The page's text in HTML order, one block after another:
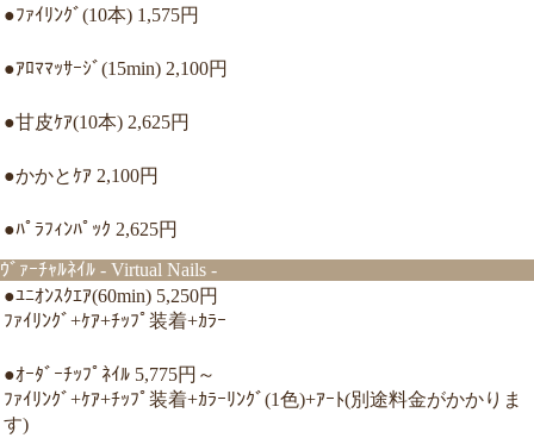
●ﾌｧｲﾘﾝｸﾞ(10本) 1,575円
●ｱﾛﾏﾏｯｻｰｼﾞ(15min) 2,100円
●甘皮ｹｱ(10本) 2,625円
●かかとｹｱ 2,100円
●ﾊﾟﾗﾌｨﾝﾊﾟｯｸ 2,625円
ｳﾞｧｰﾁｬﾙﾈｲﾙ - Virtual Nails -
●ﾕﾆｵﾝｽｸｴｱ(60min) 5,250円
ﾌｧｲﾘﾝｸﾞ+ｹｱ+ﾁｯﾌﾟ装着+ｶﾗｰ
●ｵｰﾀﾞｰﾁｯﾌﾟﾈｲﾙ 5,775円～
ﾌｧｲﾘﾝｸﾞ+ｹｱ+ﾁｯﾌﾟ装着+ｶﾗｰﾘﾝｸﾞ(1色)+ｱｰﾄ(別途料金がかかりま
す)